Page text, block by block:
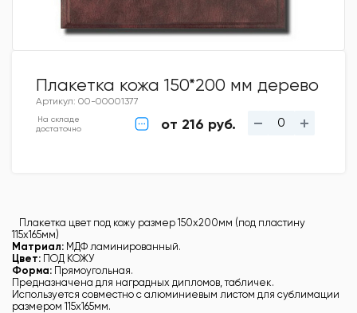
Плакетка кожа 150*200 мм дерево
Артикул: 00-00001377
На складе
достаточно
от 216 руб.
Плакетка цвет под кожу размер 150х200мм (под пластину
115х165мм)
Матриал: МДФ ламинированный.
Цвет: ПОД КОЖУ
Форма: Прямоугольная.
Предназначена для наградных дипломов, табличек.
Используется совместно с алюминиевым листом для сублимации
размером 115х165мм.